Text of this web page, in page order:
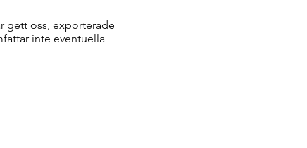
gett oss, exporterade
inte eventuella